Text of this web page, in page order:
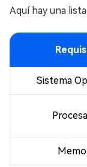
Aquí hay una
Sistema